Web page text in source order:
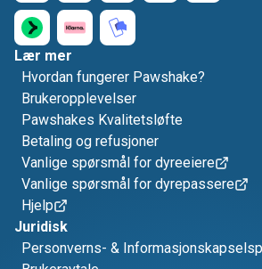
Lær mer
Hvordan fungerer Pawshake?
Brukeropplevelser
Pawshakes Kvalitetsløfte
Betaling og refusjoner
Vanlige spørsmål for dyreeiere
Vanlige spørsmål for dyrepassere
Hjelp
Juridisk
Personverns- &